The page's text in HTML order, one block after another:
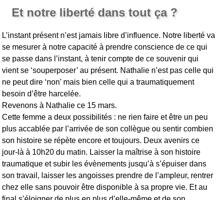
Et notre liberté dans tout ça ?
L’instant présent n’est jamais libre d’influence. Notre liberté va
se mesurer à notre capacité à prendre conscience de ce qui
se passe dans l’instant, à tenir compte de ce souvenir qui
vient se ‘souperposer’ au présent. Nathalie n’est pas celle qui
ne peut dire ‘non’ mais bien celle qui a traumatiquement
besoin d’être harcelée.
Revenons à Nathalie ce 15 mars.
Cette femme a deux possibilités : ne rien faire et être un peu
plus accablée par l’arrivée de son collègue ou sentir combien
son histoire se répète encore et toujours. Deux avenirs ce
jour-là à 10h20 du matin. Laisser la maîtrise à son histoire
traumatique et subir les évènements jusqu’à s’épuiser dans
son travail, laisser les angoisses prendre de l’ampleur, rentrer
chez elle sans pouvoir être disponible à sa propre vie. Et au